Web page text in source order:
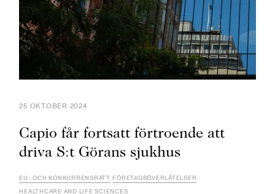
25 OKTOBER 2024
Capio får fortsatt förtroende att
driva S:t Görans sjukhus
EU- OCH KONKURRENSRÄTT FÖRETAGSÖVERLÅTELSER
HEALTHCARE AND LIFE SCIENCES